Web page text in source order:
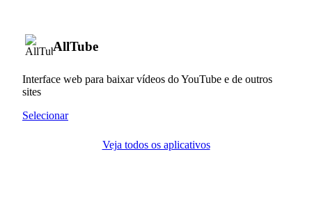
AllTube
Interface web para baixar vídeos do YouTube e de outros
sites
Selecionar
Veja todos os aplicativos